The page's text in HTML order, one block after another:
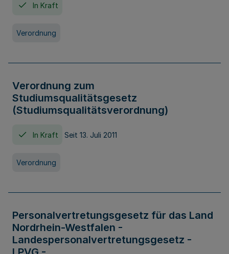
In Kraft
Verordnung
Verordnung zum
Studiumsqualitätsgesetz
(Studiumsqualitätsverordnung)
In Kraft Seit 13. Juli 2011
Verordnung
Personalvertretungsgesetz für das Land
Nordrhein-Westfalen -
Landespersonalvertretungsgesetz -